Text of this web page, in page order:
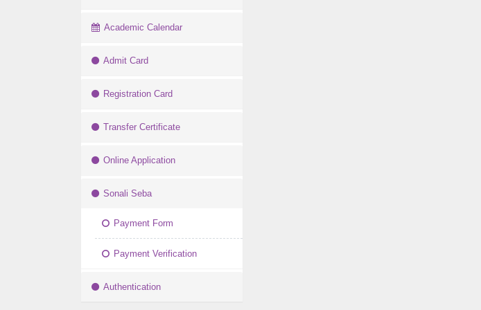
Academic Calendar
Admit Card
Registration Card
Transfer Certificate
Online Application
Sonali Seba
Payment Form
Payment Verification
Authentication